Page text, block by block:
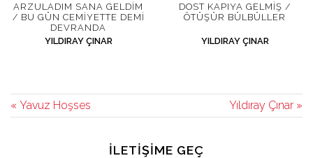
ARZULADIM SANA GELDIM
/ BU GÜN CEMIYETTE DEMI
DEVRANDA
YILDIRAY ÇINAR
DOST KAPIYA GELMIŞ /
ÖTÜŞÜR BÜLBÜLLER
YILDIRAY ÇINAR
« Yavuz Hoşses Yıldıray Çınar »
İLETIŞIME GEÇ